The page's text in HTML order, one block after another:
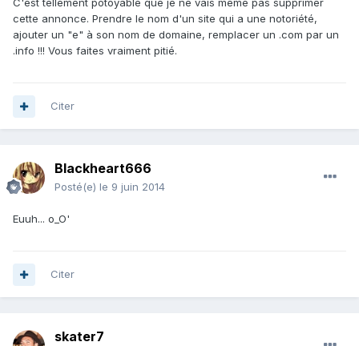
C'est tellement potoyable que je ne vais même pas supprimer
cette annonce. Prendre le nom d'un site qui a une notoriété,
ajouter un "e" à son nom de domaine, remplacer un .com par un
.info !!! Vous faites vraiment pitié.
Citer
Blackheart666
Posté(e) le 9 juin 2014
Euuh... o_O'
Citer
skater7